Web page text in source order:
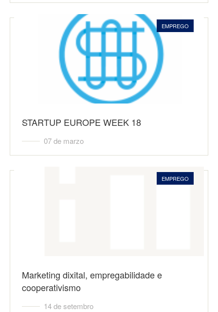
EMPREGO
STARTUP EUROPE WEEK 18
07 de marzo
EMPREGO
Marketing dixital, empregabilidade e
cooperativismo
14 de setembro